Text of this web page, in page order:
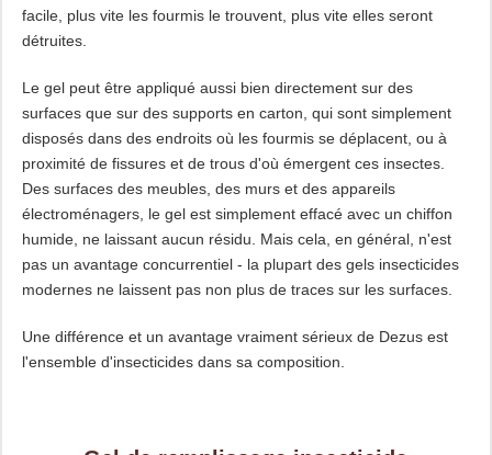
facile, plus vite les fourmis le trouvent, plus vite elles seront
détruites.
Le gel peut être appliqué aussi bien directement sur des
surfaces que sur des supports en carton, qui sont simplement
disposés dans des endroits où les fourmis se déplacent, ou à
proximité de fissures et de trous d'où émergent ces insectes.
Des surfaces des meubles, des murs et des appareils
électroménagers, le gel est simplement effacé avec un chiffon
humide, ne laissant aucun résidu. Mais cela, en général, n'est
pas un avantage concurrentiel - la plupart des gels insecticides
modernes ne laissent pas non plus de traces sur les surfaces.
Une différence et un avantage vraiment sérieux de Dezus est
l'ensemble d'insecticides dans sa composition.